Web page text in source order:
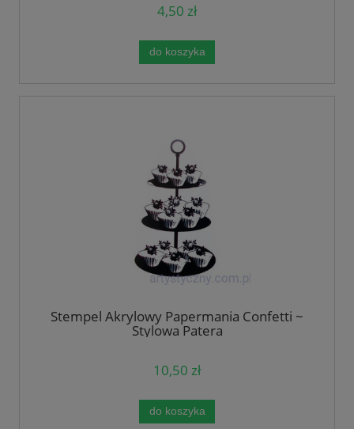
4,50 zł
do koszyka
Stempel Akrylowy Papermania Confetti ~
Stylowa Patera
10,50 zł
do koszyka